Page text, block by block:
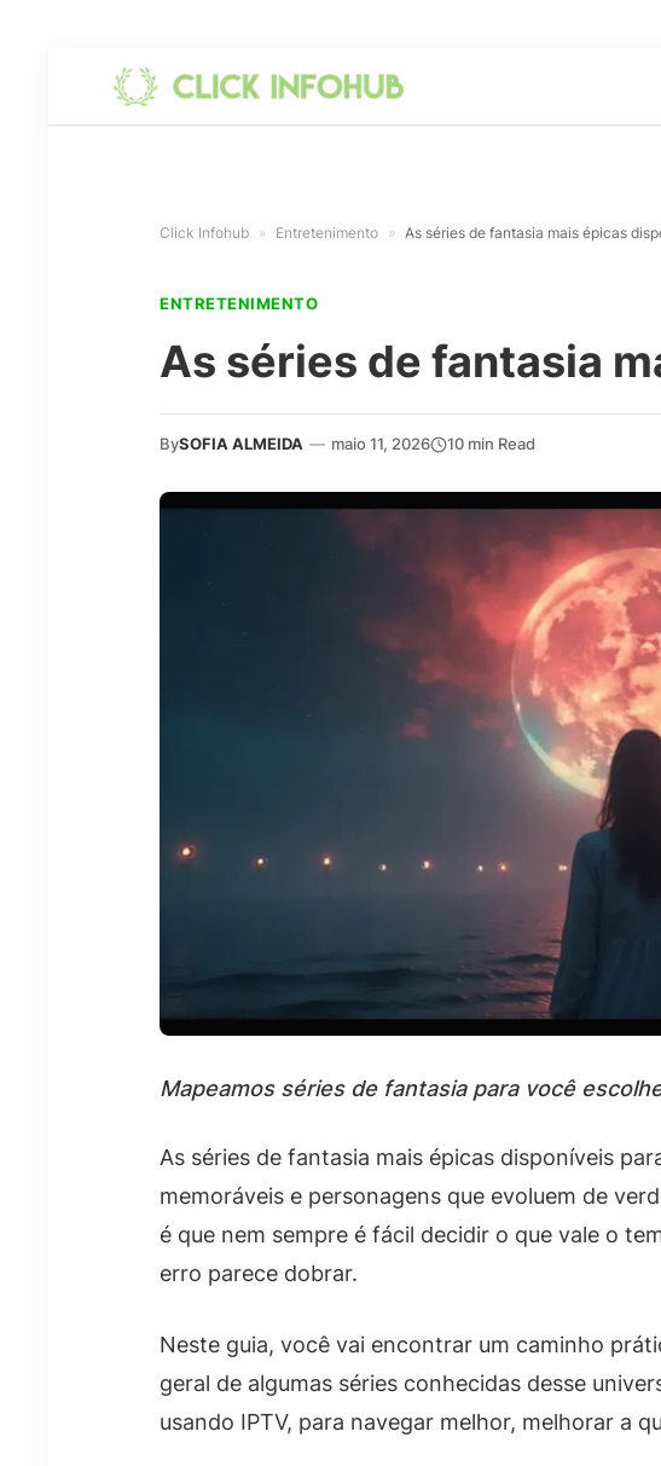
Click Infohub » Entretenimento » As séries de fantasia mais épicas
ENTRETENIMENTO
As séries de fantasia
BySOFIA ALMEIDA — maio 11, 2026 10 min Read
Mapeamos séries de fantasia para você
As séries de fantasia mais épicas disponíveis
memoráveis e personagens que evoluem de
é que nem sempre é fácil decidir o que vale o
erro parece dobrar.
Neste guia, você vai encontrar um caminho
geral de algumas séries conhecidas desse
usando IPTV, para navegar melhor, melhorar a